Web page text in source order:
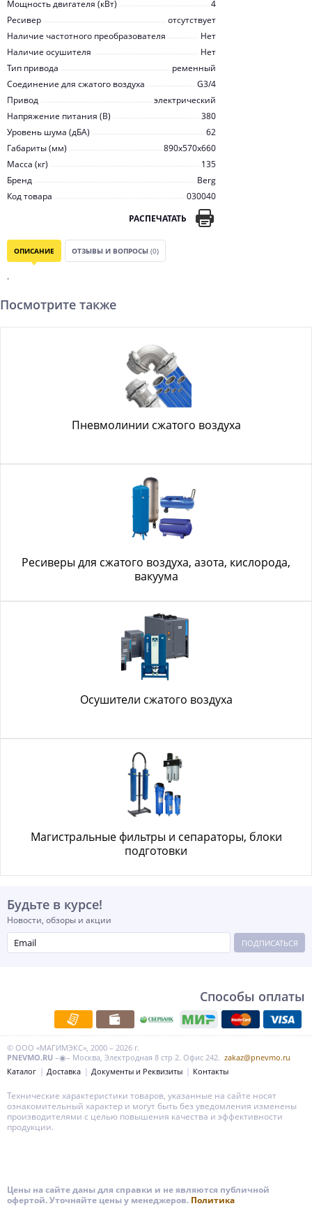
Мощность двигателя (кВт)
4
Ресивер
отсутствует
Наличие частотного преобразователя
Нет
Наличие осушителя
Нет
Тип привода
ременный
Соединение для сжатого воздуха
G3/4
Привод
электрический
Напряжение питания (В)
380
Уровень шума (дБА)
62
Габариты (мм)
890x570x660
Масса (кг)
135
Бренд
Berg
Код товара
030040
РАСПЕЧАТАТЬ
ОПИСАНИЕ ОТЗЫВЫ И ВОПРОСЫ (0)
.
Посмотрите также
Пневмолинии сжатого воздуха
Ресиверы для сжатого воздуха, азота, кислорода,
вакуума
Осушители сжатого воздуха
Магистральные фильтры и сепараторы, блоки
подготовки
Будьте в курсе!
Новости, обзоры и акции
ПОДПИСАТЬСЯ
Способы оплаты
© ООО «МАГИМЭКС», 2000 – 2026 г.
PNEVMO.RU –◉– Москва, Электродная 8 стр 2. Офис 242. zakaz@pnevmo.ru
Каталог
Доставка Документы и Реквизиты Контакты
Технические характеристики товаров, указанные на сайте носят
ознакомительный характер и могут быть без уведомления изменены
производителями с целью повышения качества и эффективности
продукции.
Цены на сайте даны для справки и не являются публичной
офертой. Уточняйте цены у менеджеров. Политика